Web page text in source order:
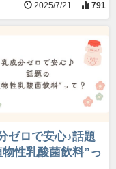
2025/7/21 791
ゼロで安心♪話題
性乳酸菌飲料”っ